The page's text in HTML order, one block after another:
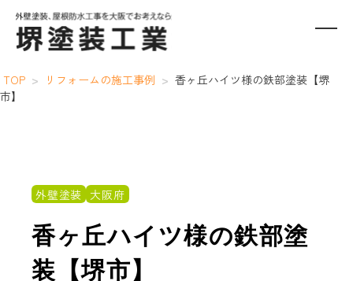
TOP > リフォームの施工事例 > 香ヶ丘ハイツ様の鉄部塗装【堺
市】
外壁塗装 大阪府
香ヶ丘ハイツ様の鉄部塗
装【堺市】